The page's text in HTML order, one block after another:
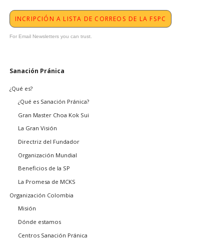
INCRIPCIÓN A LISTA DE CORREOS DE LA FSPC
For Email Newsletters you can trust.
Saltar
Sanación Pránica
¿Qué es?
¿Qué es Sanación Pránica?
Gran Master Choa Kok Sui
La Gran Visión
Directriz del Fundador
Organización Mundial
Beneficios de la SP
La Promesa de MCKS
Organización Colombia
Misión
Dónde estamos
Centros Sanación Pránica